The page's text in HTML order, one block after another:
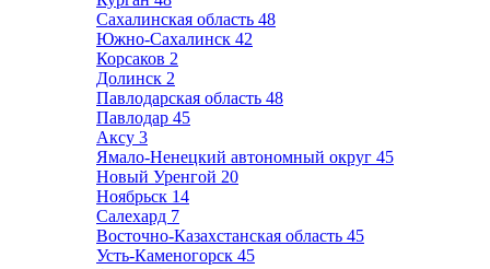
Сахалинская область 48
Южно-Сахалинск 42
Корсаков 2
Долинск 2
Павлодарская область 48
Павлодар 45
Аксу 3
Ямало-Ненецкий автономный округ 45
Новый Уренгой 20
Ноябрьск 14
Салехард 7
Восточно-Казахстанская область 45
Усть-Каменогорск 45